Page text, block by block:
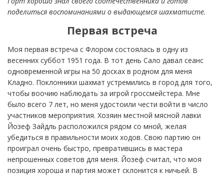
поделиться воспоминаниями о выдающемся шахматисте.
Первая встреча
Моя первая встреча с Флором состоялась в одну из
весенних суббот 1951 года. В тот день Сало давал сеанс
одновременной игры на 50 досках в родном для меня
Кладно. Поклонники шахмат устремились в город для того,
чтобы воочию наблюдать за игрой гроссмейстера. Мне
было всего 7 лет, но меня удостоили чести войти в число
участников мероприятия. Хозяин местной мясной лавки
Йозеф Зайдль расположился рядом со мной, желая
убедиться в правильности моих ходов. Свою партию он
проиграл очень быстро, превратившись в мастера
непрошенных советов для меня. Йозеф считал, что моя
позиция хороша и партия может склонится к ничьей. В